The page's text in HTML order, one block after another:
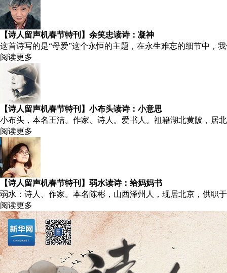
【诗人留声机春节特刊】余笑忠读诗：凝神
这首诗写的是“母爱”这个永恒的主题，在永生难忘的细节中，
阅读更多
【诗人留声机春节特刊】小布头读诗：小意思
小布头，本名王洁。作家、诗人。爱书人。祖籍湖北黄陂，居
阅读更多
【诗人留声机春节特刊】弱水读诗：给妈妈书
弱水：诗人、作家。本名陈彬，山西泽州人，现居北京，供职
阅读更多